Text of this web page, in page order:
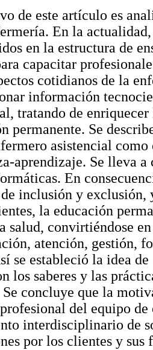
de este artículo es
En la
en la estructura de
capacitar
cotidianos de la
información
tratando de
permanente. Se
asistencial
aprendizaje. Se lleva
En
inclusión y
la educación
salud, convirtiéndose
atención, gestión,
se estableció la idea
los saberes y las
concluye que la
del equipo
interdisciplinario de
por los clientes y sus